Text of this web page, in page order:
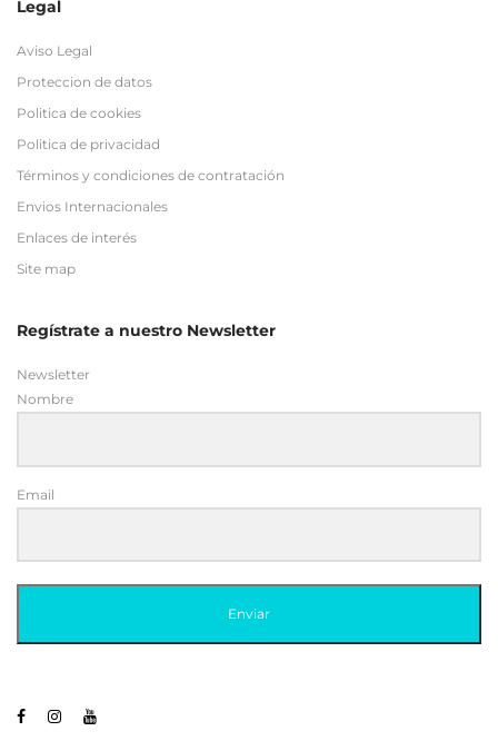
Legal
Aviso Legal
Proteccion de datos
Politica de cookies
Politica de privacidad
Términos y condiciones de contratación
Envios Internacionales
Enlaces de interés
Site map
Regístrate a nuestro Newsletter
Newsletter
Nombre
Email
Enviar